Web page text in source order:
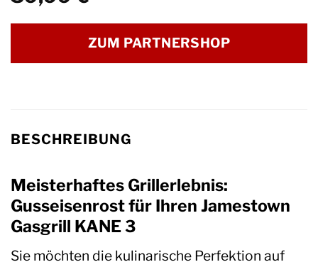
ZUM PARTNERSHOP
BESCHREIBUNG
Meisterhaftes Grillerlebnis:
Gusseisenrost für Ihren Jamestown
Gasgrill KANE 3
Sie möchten die kulinarische Perfektion auf